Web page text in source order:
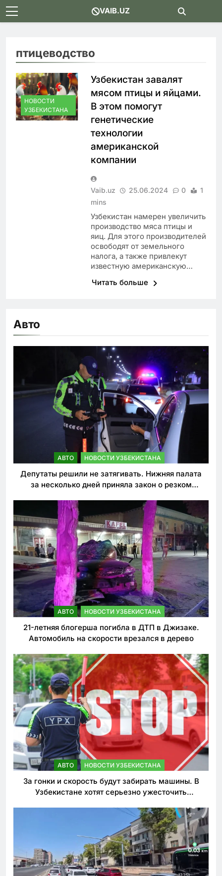
Skip
to
VAIB.UZ
птицеводство
НОВОСТИ
УЗБЕКИСТАНА
Узбекистан завалят
мясом птицы и яйцами.
В этом помогут
генетические
технологии
американской
компании
Vaib.uz 25.06.2024 0
1
mins
Узбекистан намерен увеличить
производство мяса птицы и
яиц. Для этого производителей
освободят от земельного
налога, а также привлекут
известную американскую…
Читать больше
Авто
АВТО НОВОСТИ УЗБЕКИСТАНА
Депутаты решили не затягивать. Нижняя палата
за несколько дней приняла закон о резком
АВТО НОВОСТИ УЗБЕКИСТАНА
21-летняя блогерша погибла в ДТП в Джизаке.
Автомобиль на скорости врезался в дерево
АВТО НОВОСТИ УЗБЕКИСТАНА
За гонки и скорость будут забирать машины. В
Узбекистане хотят серьезно ужесточить